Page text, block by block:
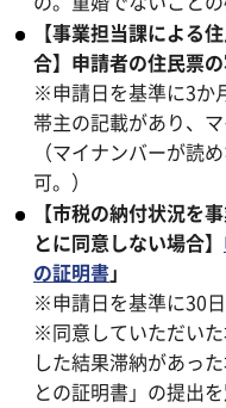
【事業担当課による
合】申請者の住民票の
※申請日を基準に3か
帯主の記載があり、
（マイナンバーが読
可。）
【市税の納付状況を
とに同意しない場合】
の証明書」
※申請日を基準に30
※同意していただい
した結果滞納があっ
との証明書」の提出